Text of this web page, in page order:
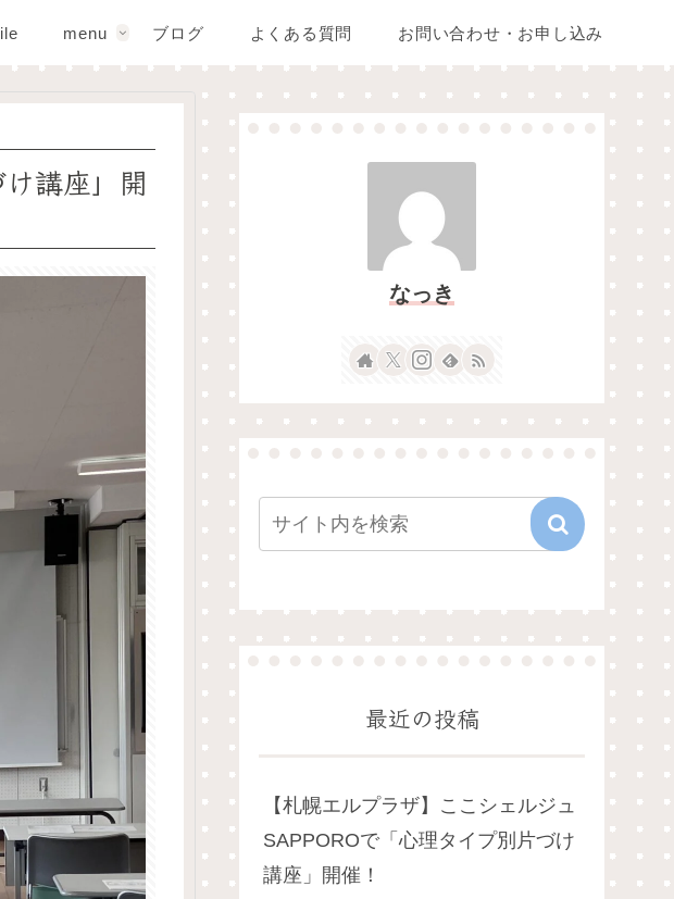
menu ブログ よくある質問 お問い合わせ・お申し込み
講座」開
なっき
最近の投稿
【札幌エルプラザ】ここシェルジュ
SAPPOROで「心理タイプ別片づけ
講座」開催！